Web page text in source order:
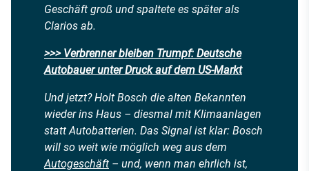
Geschäft groß und spaltete es später als
Clarios ab.
>>> Verbrenner bleiben Trumpf: Deutsche
Autobauer unter Druck auf dem US-Markt
Und jetzt? Holt Bosch die alten Bekannten
wieder ins Haus – diesmal mit Klimaanlagen
statt Autobatterien. Das Signal ist klar: Bosch
will so weit wie möglich weg aus dem
Autogeschäft – und, wenn man ehrlich ist,